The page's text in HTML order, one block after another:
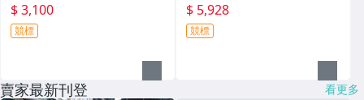
$ 3,100
競標
$ 5,928
競標
賣家最新刊登 看更多